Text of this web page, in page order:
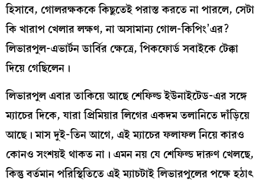
হিসাবে, গোলরক্ষককে কিছুতেই পরাস্ত করতে না পারলে, সেটা
কি খারাপ খেলার লক্ষণ, না অসামান্য গোল-কিপিং’এর?
লিভারপুল-এভার্টন ডার্বির ক্ষেত্রে, পিকফোর্ড সবাইকে টেক্কা
দিয়ে গেছিলেন।
লিভারপুল এবার তাকিয়ে আছে শেফিল্ড ইউনাইটেড-এর সঙ্গে
ম্যাচের দিকে, যারা প্রিমিয়ার লিগের একদম তলানিতে দাঁড়িয়ে
আছে। মাস দুই-তিন আগে, এই ম্যাচের ফলাফল নিয়ে কারও
কোনও সংশয়ই থাকত না। এমন নয় যে শেফিল্ড দারুণ খেলছে,
কিন্তু বর্তমান পরিস্থিতিতে এই ম্যাচটাই লিভারপুলের পক্ষে হঠাৎ